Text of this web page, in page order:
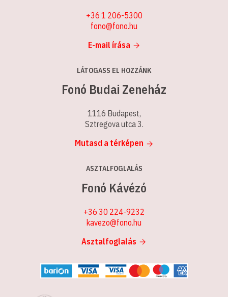
+36 1 206-5300
fono@fono.hu
E-mail írása
LÁTOGASS EL HOZZÁNK
Fonó Budai Zeneház
1116 Budapest,
Sztregova utca 3.
Mutasd a térképen
ASZTALFOGLALÁS
Fonó Kávézó
+36 30 224-9232
kavezo@fono.hu
Asztalfoglalás